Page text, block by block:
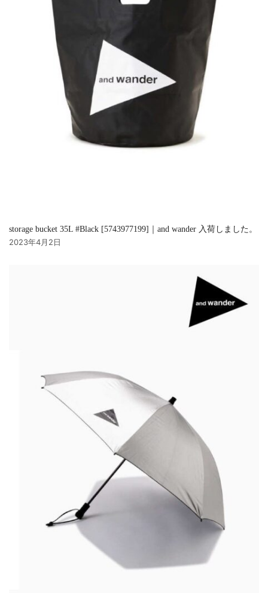
storage bucket 35L #Black [5743977199]｜and wander 入荷しました。
2023年4月2日